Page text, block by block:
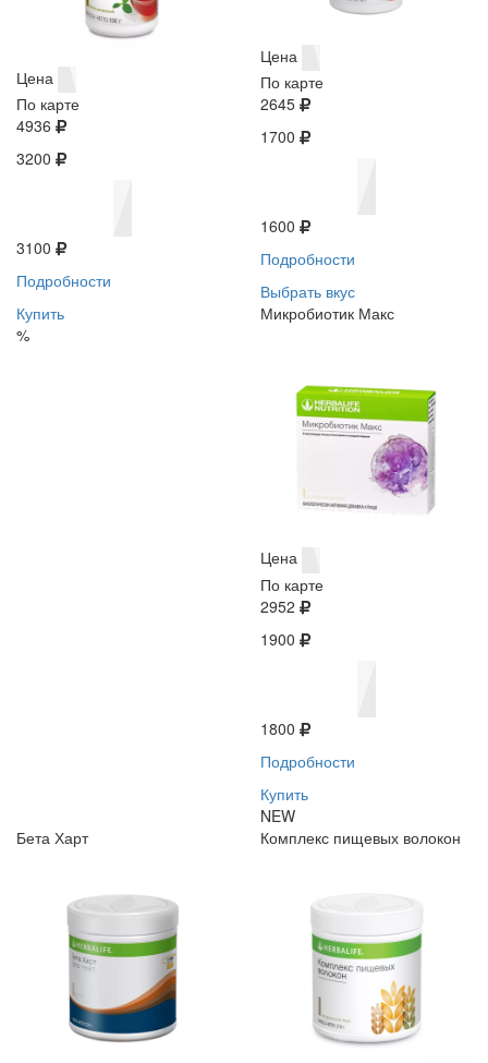
Цена
По карте
4936
3200
3100
Подробности
Купить
%
Цена
По карте
2645
1700
1600
Подробности
Выбрать вкус
Микробиотик Макс
Цена
По карте
2952
1900
1800
Подробности
Купить
NEW
Бета Харт
Комплекс пищевых волокон